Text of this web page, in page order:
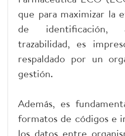
que para maximizar la
de identificación,
trazabilidad, es
respaldado por un
gestión.
Además, es
formatos de códigos e
los datos entre